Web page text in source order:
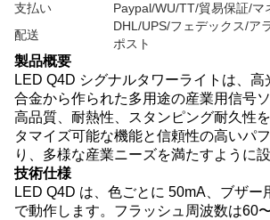
支払い
Paypal/WU/TT/貿易保証/マ
配送
DHL/UPS/フェデックス/ア
ポスト
製品概要
LED Q4D シグナルタワーライトは、高
合金から作られた多用途の産業用信号
高品質、耐熱性、スタンピング耐久性
タマイズ可能な機能と信頼性の高いパ
り、多様な産業ニーズを満たすように
技術仕様
LED Q4D は、色ごとに 50mA、ブザー
で動作します。フラッシュ周波数は60